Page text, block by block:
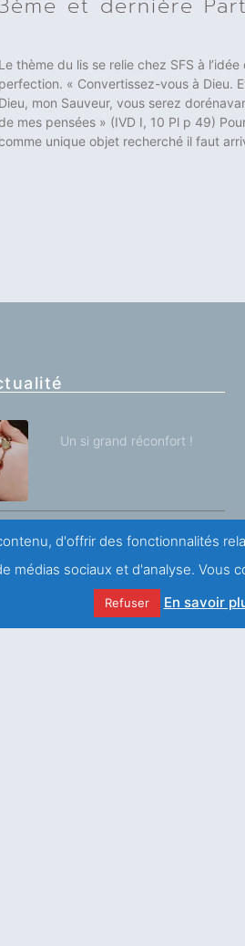
Le thème du lis se relie chez SFS à
perfection. « Convertissez-vous à Dieu.
Dieu, mon Sauveur, vous serez
mes pensées » (IVD I, 10 Pl p 49)
unique objet recherché il faut
Un si grand réconfort !
SAINT FRANÇOIS DE
NEWMAN
d'offrir des fonctionnalités
médias sociaux et d'analyse. Vous
Refuser En savoir